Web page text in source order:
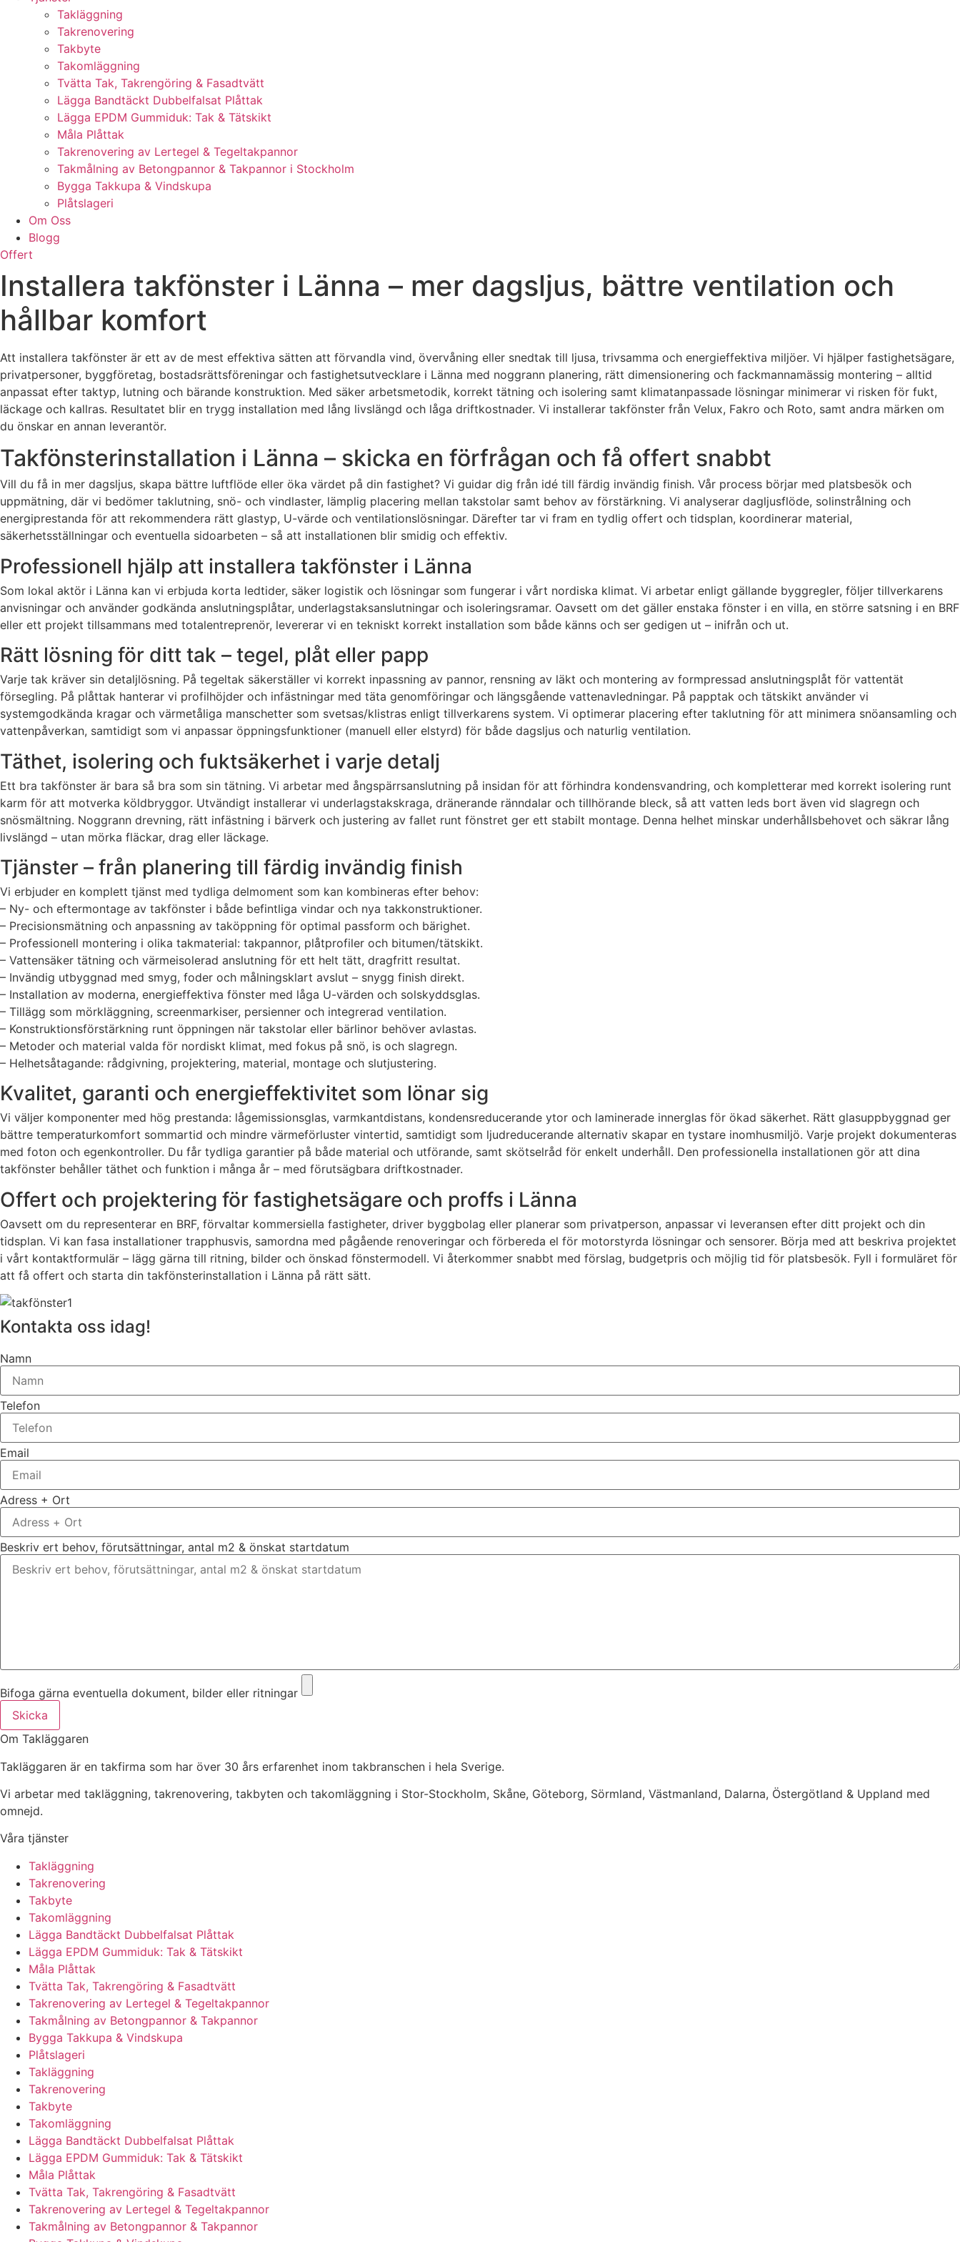
Takläggning
Takrenovering
Takbyte
Takomläggning
Tvätta Tak, Takrengöring & Fasadtvätt
Lägga Bandtäckt Dubbelfalsat Plåttak
Lägga EPDM Gummiduk: Tak & Tätskikt
Måla Plåttak
Takrenovering av Lertegel & Tegeltakpannor
Takmålning av Betongpannor & Takpannor i Stockholm
Bygga Takkupa & Vindskupa
Plåtslageri
Om Oss
Blogg
Offert
Installera takfönster i Länna – mer dagsljus, bättre ventilation och
hållbar komfort
Att installera takfönster är ett av de mest effektiva sätten att förvandla vind, övervåning eller snedtak till ljusa, trivsamma och energieffektiva miljöer. Vi hjälper fastighetsägare,
privatpersoner, byggföretag, bostadsrättsföreningar och fastighetsutvecklare i Länna med noggrann planering, rätt dimensionering och fackmannamässig montering – alltid
anpassat efter taktyp, lutning och bärande konstruktion. Med säker arbetsmetodik, korrekt tätning och isolering samt klimatanpassade lösningar minimerar vi risken för fukt,
läckage och kallras. Resultatet blir en trygg installation med lång livslängd och låga driftkostnader. Vi installerar takfönster från Velux, Fakro och Roto, samt andra märken om
du önskar en annan leverantör.
Takfönsterinstallation i Länna – skicka en förfrågan och få offert snabbt
Vill du få in mer dagsljus, skapa bättre luftflöde eller öka värdet på din fastighet? Vi guidar dig från idé till färdig invändig finish. Vår process börjar med platsbesök och
uppmätning, där vi bedömer taklutning, snö- och vindlaster, lämplig placering mellan takstolar samt behov av förstärkning. Vi analyserar dagljusflöde, solinstrålning och
energiprestanda för att rekommendera rätt glastyp, U-värde och ventilationslösningar. Därefter tar vi fram en tydlig offert och tidsplan, koordinerar material,
säkerhetsställningar och eventuella sidoarbeten – så att installationen blir smidig och effektiv.
Professionell hjälp att installera takfönster i Länna
Som lokal aktör i Länna kan vi erbjuda korta ledtider, säker logistik och lösningar som fungerar i vårt nordiska klimat. Vi arbetar enligt gällande byggregler, följer tillverkarens
anvisningar och använder godkända anslutningsplåtar, underlagstaksanslutningar och isoleringsramar. Oavsett om det gäller enstaka fönster i en villa, en större satsning i en BRF
eller ett projekt tillsammans med totalentreprenör, levererar vi en tekniskt korrekt installation som både känns och ser gedigen ut – inifrån och ut.
Rätt lösning för ditt tak – tegel, plåt eller papp
Varje tak kräver sin detaljlösning. På tegeltak säkerställer vi korrekt inpassning av pannor, rensning av läkt och montering av formpressad anslutningsplåt för vattentät
försegling. På plåttak hanterar vi profilhöjder och infästningar med täta genomföringar och längsgående vattenavledningar. På papptak och tätskikt använder vi
systemgodkända kragar och värmetåliga manschetter som svetsas/klistras enligt tillverkarens system. Vi optimerar placering efter taklutning för att minimera snöansamling och
vattenpåverkan, samtidigt som vi anpassar öppningsfunktioner (manuell eller elstyrd) för både dagsljus och naturlig ventilation.
Täthet, isolering och fuktsäkerhet i varje detalj
Ett bra takfönster är bara så bra som sin tätning. Vi arbetar med ångspärrsanslutning på insidan för att förhindra kondensvandring, och kompletterar med korrekt isolering runt
karm för att motverka köldbryggor. Utvändigt installerar vi underlagstakskraga, dränerande ränndalar och tillhörande bleck, så att vatten leds bort även vid slagregn och
snösmältning. Noggrann drevning, rätt infästning i bärverk och justering av fallet runt fönstret ger ett stabilt montage. Denna helhet minskar underhållsbehovet och säkrar lång
livslängd – utan mörka fläckar, drag eller läckage.
Tjänster – från planering till färdig invändig finish
Vi erbjuder en komplett tjänst med tydliga delmoment som kan kombineras efter behov:
– Ny- och eftermontage av takfönster i både befintliga vindar och nya takkonstruktioner.
– Precisionsmätning och anpassning av taköppning för optimal passform och bärighet.
– Professionell montering i olika takmaterial: takpannor, plåtprofiler och bitumen/tätskikt.
– Vattensäker tätning och värmeisolerad anslutning för ett helt tätt, dragfritt resultat.
– Invändig utbyggnad med smyg, foder och målningsklart avslut – snygg finish direkt.
– Installation av moderna, energieffektiva fönster med låga U-värden och solskyddsglas.
– Tillägg som mörkläggning, screenmarkiser, persienner och integrerad ventilation.
– Konstruk­tionsförstärkning runt öppningen när takstolar eller bärlinor behöver avlastas.
– Metoder och material valda för nordiskt klimat, med fokus på snö, is och slagregn.
– Helhetsåtagande: rådgivning, projektering, material, montage och slutjustering.
Kvalitet, garanti och energieffektivitet som lönar sig
Vi väljer komponenter med hög prestanda: lågemissionsglas, varmkantdistans, kondensreducerande ytor och laminerade innerglas för ökad säkerhet. Rätt glasuppbyggnad ger
bättre temperaturkomfort sommartid och mindre värmeförluster vintertid, samtidigt som ljudreducerande alternativ skapar en tystare inomhusmiljö. Varje projekt dokumenteras
med foton och egenkontroller. Du får tydliga garantier på både material och utförande, samt skötselråd för enkelt underhåll. Den professionella installationen gör att dina
takfönster behåller täthet och funktion i många år – med förutsägbara driftkostnader.
Offert och projektering för fastighetsägare och proffs i Länna
Oavsett om du representerar en BRF, förvaltar kommersiella fastigheter, driver byggbolag eller planerar som privatperson, anpassar vi leveransen efter ditt projekt och din
tidsplan. Vi kan fasa installationer trapphusvis, samordna med pågående renoveringar och förbereda el för motorstyrda lösningar och sensorer. Börja med att beskriva projektet
i vårt kontaktformulär – lägg gärna till ritning, bilder och önskad fönstermodell. Vi återkommer snabbt med förslag, budgetpris och möjlig tid för platsbesök. Fyll i formuläret för
att få offert och starta din takfönsterinstallation i Länna på rätt sätt.
Kontakta oss idag!
Namn
Telefon
Email
Adress + Ort
Beskriv ert behov, förutsättningar, antal m2 & önskat startdatum
Bifoga gärna eventuella dokument, bilder eller ritningar
Skicka
Om Takläggaren
Takläggaren är en takfirma som har över 30 års erfarenhet inom takbranschen i hela Sverige.
Vi arbetar med takläggning, takrenovering, takbyten och takomläggning i Stor-Stockholm, Skåne, Göteborg, Sörmland, Västmanland, Dalarna, Östergötland & Uppland med
omnejd.
Våra tjänster
Takläggning
Takrenovering
Takbyte
Takomläggning
Lägga Bandtäckt Dubbelfalsat Plåttak
Lägga EPDM Gummiduk: Tak & Tätskikt
Måla Plåttak
Tvätta Tak, Takrengöring & Fasadtvätt
Takrenovering av Lertegel & Tegeltakpannor
Takmålning av Betongpannor & Takpannor
Bygga Takkupa & Vindskupa
Plåtslageri
Takläggning
Takrenovering
Takbyte
Takomläggning
Lägga Bandtäckt Dubbelfalsat Plåttak
Lägga EPDM Gummiduk: Tak & Tätskikt
Måla Plåttak
Tvätta Tak, Takrengöring & Fasadtvätt
Takrenovering av Lertegel & Tegeltakpannor
Takmålning av Betongpannor & Takpannor